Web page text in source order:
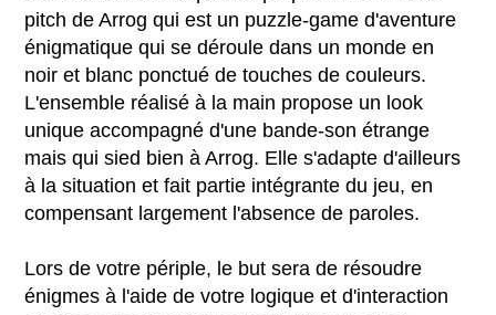
pitch de Arrog qui est un puzzle-game d'aventure
énigmatique qui se déroule dans un monde en
noir et blanc ponctué de touches de couleurs.
L'ensemble réalisé à la main propose un look
unique accompagné d'une bande-son étrange
mais qui sied bien à Arrog. Elle s'adapte d'ailleurs
à la situation et fait partie intégrante du jeu, en
compensant largement l'absence de paroles.
Lors de votre périple, le but sera de résoudre
énigmes à l'aide de votre logique et d'interaction